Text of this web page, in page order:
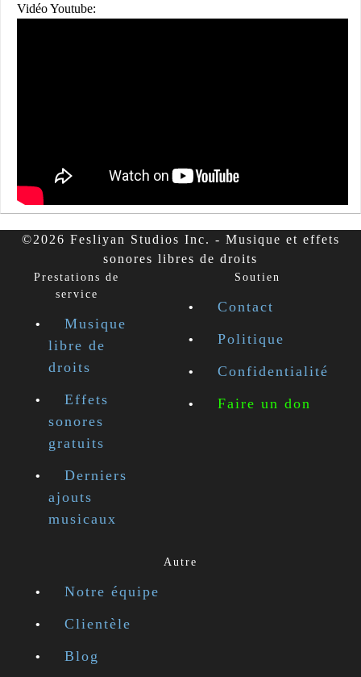
Vidéo Youtube:
©2026 Fesliyan Studios Inc. - Musique et effets
sonores libres de droits
Prestations de
service
Musique
libre de
droits
Effets
sonores
gratuits
Derniers
ajouts
musicaux
Soutien
Contact
Politique
Confidentialité
Faire un don
Autre
Notre équipe
Clientèle
Blog